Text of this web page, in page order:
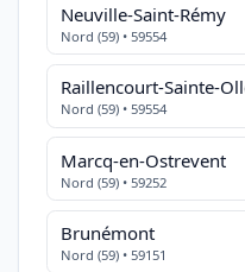
Neuville-Saint-Rémy
Nord (59) • 59554
Raillencourt-Sainte-
Nord (59) • 59554
Marcq-en-Ostrevent
Nord (59) • 59252
Brunémont
Nord (59) • 59151